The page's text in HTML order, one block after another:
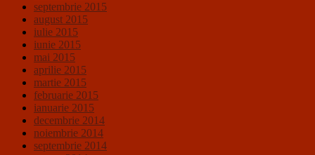
septembrie 2015
august 2015
iulie 2015
iunie 2015
mai 2015
aprilie 2015
martie 2015
februarie 2015
ianuarie 2015
decembrie 2014
noiembrie 2014
septembrie 2014